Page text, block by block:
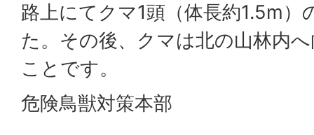
路上にてクマ1頭（体長約1.5m）
た。その後、クマは北の山林内
ことです。
危険鳥獣対策本部